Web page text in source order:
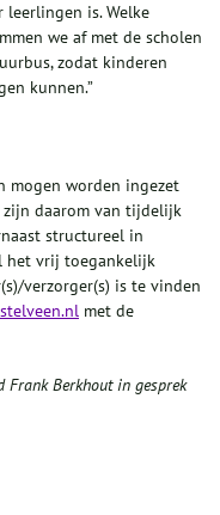
is. Welke
we af met de scholen
zodat kinderen
kunnen.”
mogen worden ingezet
zijn daarom van tijdelijk
structureel in
het vrij toegankelijk
verzorger(s) is te vinden
met de
Frank Berkhout in gesprek